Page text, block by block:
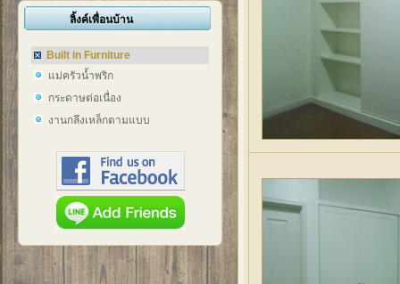
ลิ้งค์เพื่อนบ้าน
Built in Furniture
แม่ครัวน้ำพริก
กระดาษต่อเนื่อง
งานกลึงเหล็กตามแบบ